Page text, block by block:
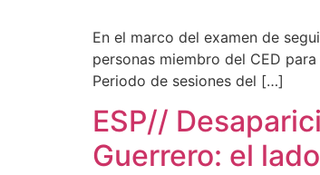
En el marco del examen de
personas miembro del CED
Periodo de sesiones del […]
ESP//
Guerrero: el